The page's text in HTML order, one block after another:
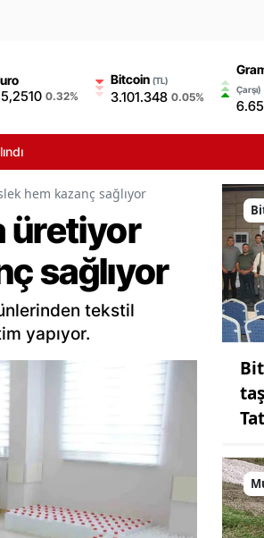
0.32%
Bitcoin (TL)
3.101.348 0.05%
Çarşı)
hem kazanç sağlıyor
üretiyor
sağlıyor
tekstil
yapıyor.